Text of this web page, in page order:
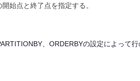
始点と終了点を指定する。
、ORDERBYの設定によって行